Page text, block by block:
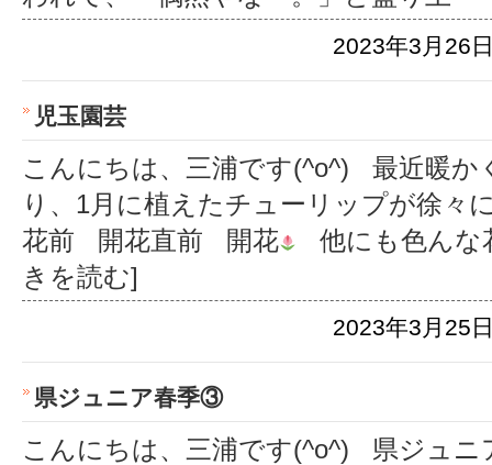
2023年3月26
児玉園芸
こんにちは、三浦です(^o^) 最近暖か
り、1月に植えたチューリップが徐々
花前 開花直前 開花
他にも色んな
きを読む]
2023年3月25
県ジュニア春季③
こんにちは、三浦です(^o^) 県ジュニ